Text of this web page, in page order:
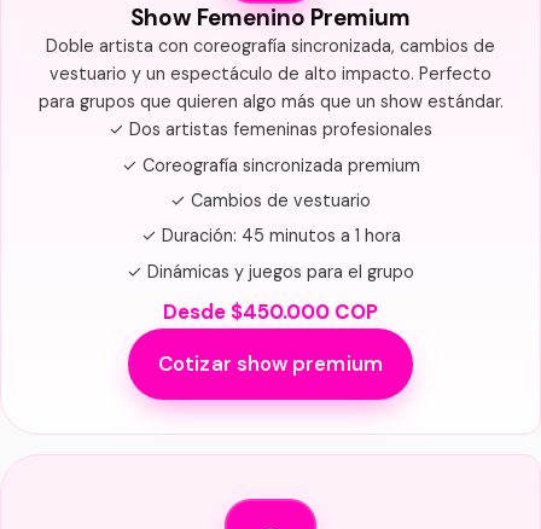
Show Femenino Premium
Doble artista con coreografía sincronizada, cambios de
vestuario y un espectáculo de alto impacto. Perfecto
para grupos que quieren algo más que un show estándar.
✓ Dos artistas femeninas profesionales
✓ Coreografía sincronizada premium
✓ Cambios de vestuario
✓ Duración: 45 minutos a 1 hora
✓ Dinámicas y juegos para el grupo
Desde $450.000 COP
Cotizar show premium